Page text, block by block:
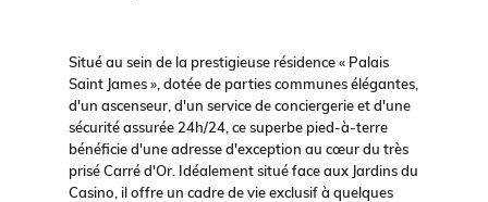
Situé au sein de la prestigieuse résidence « Palais
Saint James », dotée de parties communes élégantes,
d'un ascenseur, d'un service de conciergerie et d'une
sécurité assurée 24h/24, ce superbe pied-à-terre
bénéficie d'une adresse d'exception au cœur du très
prisé Carré d'Or. Idéalement situé face aux Jardins du
Casino, il offre un cadre de vie exclusif à quelques